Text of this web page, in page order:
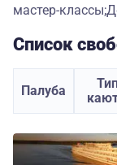
мастер-
Список
Палуба